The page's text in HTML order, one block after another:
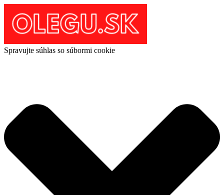
Spravujte súhlas so súbormi cookie